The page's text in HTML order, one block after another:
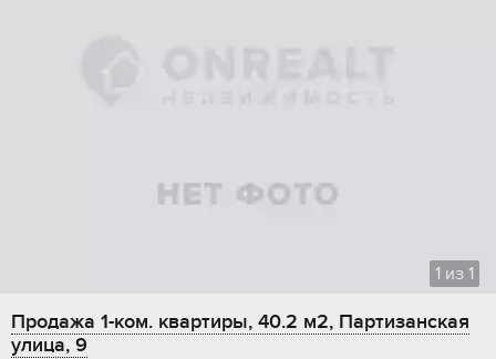
1 из 1
Продажа 1-ком. квартиры, 40.2 м2, Партизанская
улица, 9